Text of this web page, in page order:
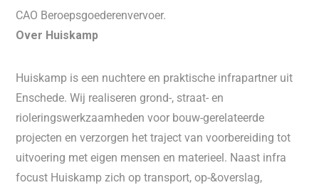
CAO Beroepsgoederenvervoer.
Over Huiskamp
Huiskamp is een nuchtere en praktische infrapartner uit
Enschede. Wij realiseren grond-, straat- en
rioleringswerkzaamheden voor bouw-gerelateerde
projecten en verzorgen het traject van voorbereiding tot
uitvoering met eigen mensen en materieel. Naast infra
focust Huiskamp zich op transport, op-&overslag,